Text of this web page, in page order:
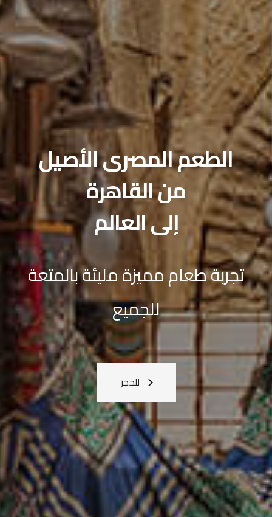
صالات الطعام الخاصة
احتفل بمناسبتك
القادمة
معنا
اعرف المزيد